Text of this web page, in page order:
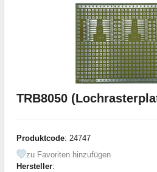
TRB8050
Produktcode: 24747
zu Favoriten hinzufügen
Hersteller: